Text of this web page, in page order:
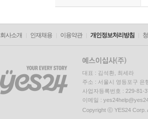
회사소개 인재채용 이용약관 개인정보처리방침
대표 : 김석환, 최세라
주소 : 서울시 영등포구 은
사업자등록번호 : 229-
이메일 :
Copyright ⓒ YES24 Corp.